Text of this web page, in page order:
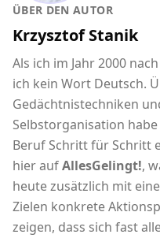
ÜBER DEN AUTOR
Krzysztof Stanik
Als ich im Jahr 2000
ich kein Wort Deutsch.
Gedächtnistechniken
Selbstorganisation
Beruf Schritt für Schritt
hier aufAllesGelingt!,
heute zusätzlich mit
Zielen konkrete
zeigen, dass sich fast